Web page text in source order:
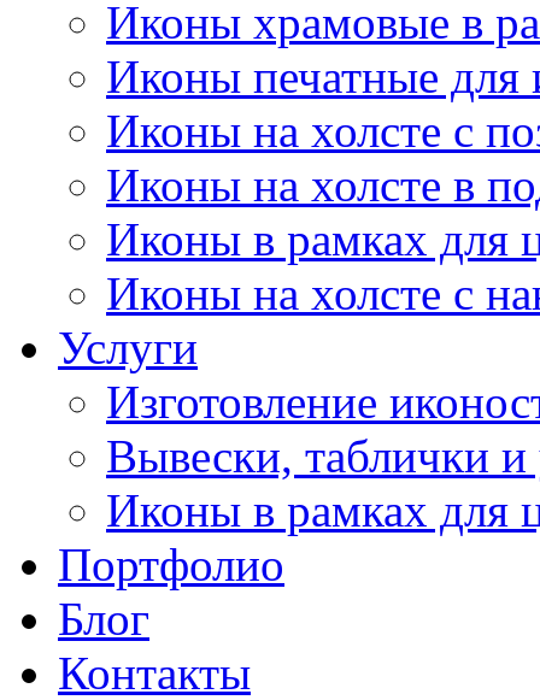
Иконы храмовые в
Иконы печатные для
Иконы на холсте с
Иконы на холсте в
Иконы в рамках для
Иконы на холсте с
Услуги
Изготовление
Вывески, таблички и
Иконы в рамках для
Портфолио
Блог
Контакты